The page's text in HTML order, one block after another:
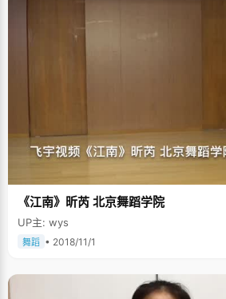
《江南》昕芮 北京舞蹈学院
UP主: wys
舞蹈 • 2018/11/1